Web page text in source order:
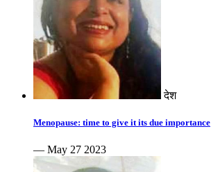
देश
Menopause: time to give it its due importance
— May 27 2023